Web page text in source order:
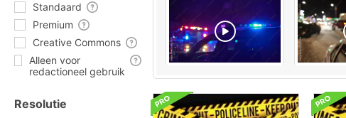
Standaard
Premium
Creative Commons
Alleen voor
redactioneel gebruik
Resolutie